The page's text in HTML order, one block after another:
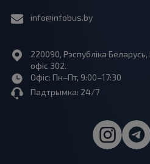
info@infobus.by
220090, Рэспубліка Беларусь,
офіс 302.
Офіс: Пн–Пт, 9:00–17:30
Падтрымка: 24/7